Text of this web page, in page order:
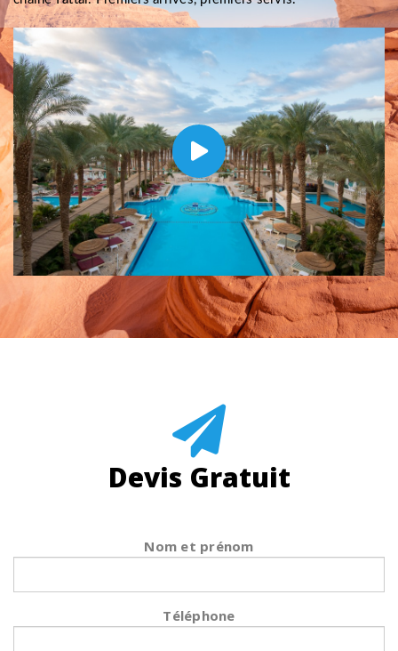
Devis Gratuit
Nom et prénom
Téléphone